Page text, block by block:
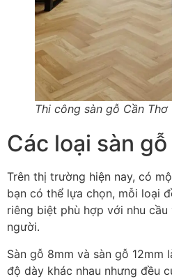
Thi công sàn gỗ Cần Thơ
Các loại sàn
Trên thị trường hiện nay, có
bạn có thể lựa chọn, mỗi loại
riêng biệt phù hợp với nhu
người.
Sàn gỗ 8mm và sàn gỗ 12mm
độ dày khác nhau nhưng đều